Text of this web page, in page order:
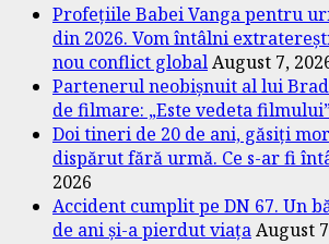
Profețiile Babei Vanga pentru
din 2026. Vom întâlni
nou conflict globalAugust 7,
Partenerul neobișnuit al lui
de filmare: „Este vedeta
Doi tineri de 20 de ani, găsiți
dispărut fără urmă. Ce s-ar fi
2026
Accident cumplit pe DN 67. Un
de ani și-a pierdut viațaAugust